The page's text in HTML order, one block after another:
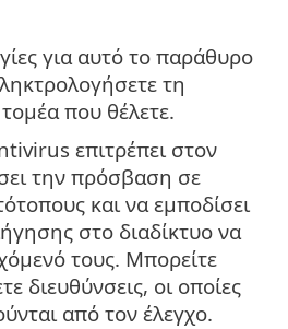
για αυτό το παράθυρο
τη
που θέλετε.
επιτρέπει στον
την πρόσβαση σε
και να εμποδίσει
στο διαδίκτυο να
τους. Μπορείτε
διευθύνσεις, οι οποίες
από τον έλεγχο.